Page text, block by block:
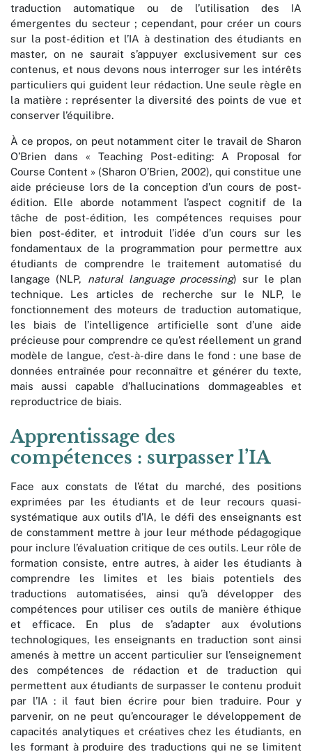
traduction automatique ou de l’utilisation des IA
émergentes du secteur ; cependant, pour créer un cours
sur la post-édition et l’IA à destination des étudiants en
master, on ne saurait s’appuyer exclusivement sur ces
contenus, et nous devons nous interroger sur les intérêts
particuliers qui guident leur rédaction. Une seule règle en
la matière : représenter la diversité des points de vue et
conserver l’équilibre.
À ce propos, on peut notamment citer le travail de Sharon
O’Brien dans « Teaching Post-editing: A Proposal for
Course Content » (Sharon O’Brien, 2002), qui constitue une
aide précieuse lors de la conception d’un cours de post-
édition. Elle aborde notamment l’aspect cognitif de la
tâche de post-édition, les compétences requises pour
bien post-éditer, et introduit l’idée d’un cours sur les
fondamentaux de la programmation pour permettre aux
étudiants de comprendre le traitement automatisé du
langage (NLP, natural language processing) sur le plan
technique. Les articles de recherche sur le NLP, le
fonctionnement des moteurs de traduction automatique,
les biais de l’intelligence artificielle sont d’une aide
précieuse pour comprendre ce qu’est réellement un grand
modèle de langue, c’est-à-dire dans le fond : une base de
données entraînée pour reconnaître et générer du texte,
mais aussi capable d’hallucinations dommageables et
reproductrice de biais.
Apprentissage des
compétences : surpasser l’IA
Face aux constats de l’état du marché, des positions
exprimées par les étudiants et de leur recours quasi-
systématique aux outils d’IA, le défi des enseignants est
de constamment mettre à jour leur méthode pédagogique
pour inclure l’évaluation critique de ces outils. Leur rôle de
formation consiste, entre autres, à aider les étudiants à
comprendre les limites et les biais potentiels des
traductions automatisées, ainsi qu’à développer des
compétences pour utiliser ces outils de manière éthique
et efficace. En plus de s’adapter aux évolutions
technologiques, les enseignants en traduction sont ainsi
amenés à mettre un accent particulier sur l’enseignement
des compétences de rédaction et de traduction qui
permettent aux étudiants de surpasser le contenu produit
par l’IA : il faut bien écrire pour bien traduire. Pour y
parvenir, on ne peut qu’encourager le développement de
capacités analytiques et créatives chez les étudiants, en
les formant à produire des traductions qui ne se limitent